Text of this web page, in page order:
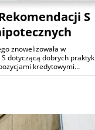
USA ma
2026
porozumienie
S
znowelizowała w
dotyczącą dobrych praktyk
kredytowymi…